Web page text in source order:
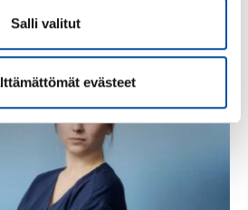
Salli valitut
evästeet
palkitaan